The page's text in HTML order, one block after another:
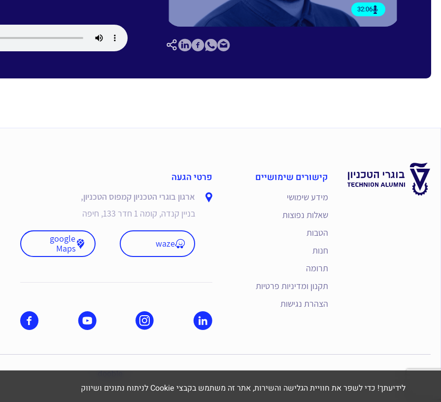
32:06
קישורים שימושיים
מידע שימושי
שאלות נפוצות
הטבות
חנות
תרומה
תקנון ומדיניות פרטיות
הצהרת נגישות
פרטי הגעה
ארגון בוגרי הטכניון קמפוס הטכניון,
בניין קנדה, קומה 1 חדר 133, חיפה
waze
google
Maps
dooble
לידיעתך! כדי לשפר את חוויית הגלישה והשירות, אתר זה משתמש בקבצי Cookie לניתוח נתונים ושיווק